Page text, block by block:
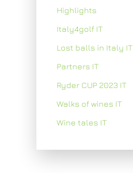
Highlights
Italy4golf IT
Lost balls in Italy IT
Partners IT
Ryder CUP 2023 IT
Walks of wines IT
Wine tales IT